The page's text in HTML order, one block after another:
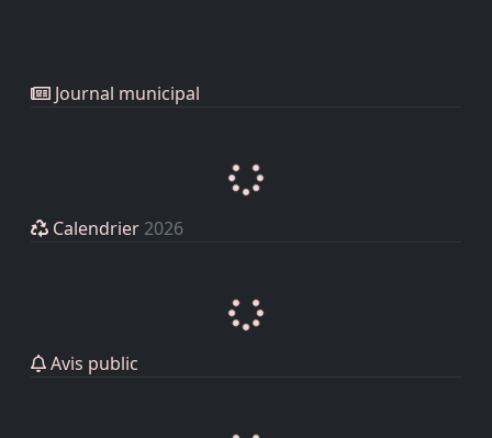
Journal municipal
Calendrier 2026
Avis public